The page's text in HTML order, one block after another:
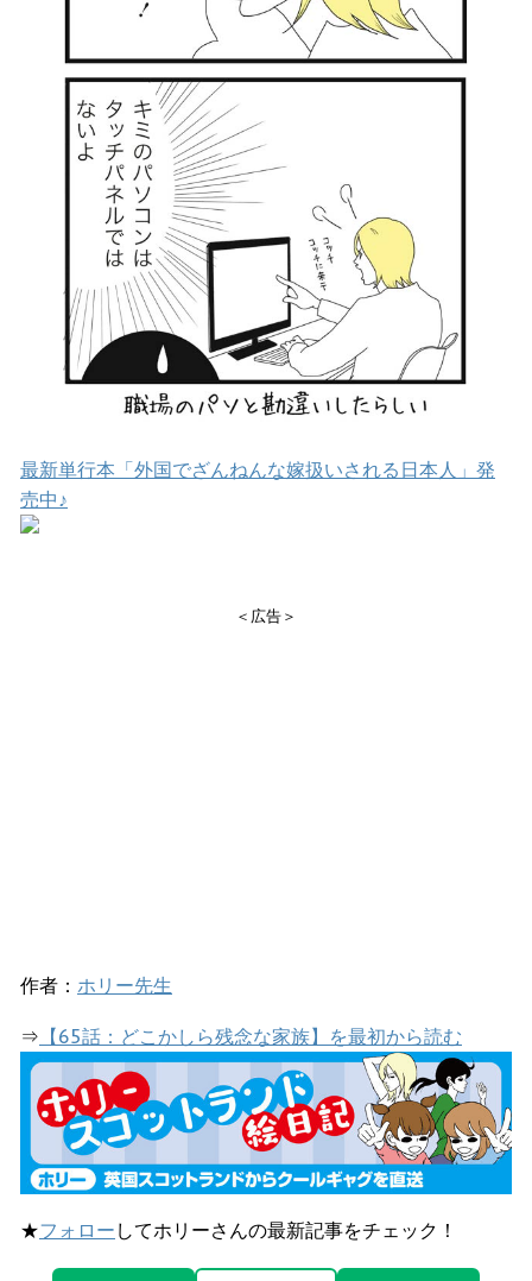
最新単行本「外国でざんねんな嫁扱いされる日本人」発
売中♪
＜広告＞
作者： ホリー先生
⇒ 【65話：どこかしら残念な家族】を最初から読む
★フォロー してホリーさんの最新記事をチェック！